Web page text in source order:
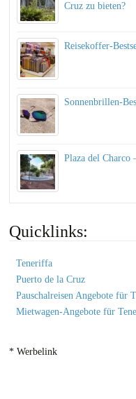
Cruz zu bieten?
Reisekoffer-
Sonnenbrillen-
Plaza del Charco
Quicklinks:
Teneriffa
Puerto de la Cruz
Pauschalreisen Angebote für
Mietwagen-Angebote für
* Werbelink